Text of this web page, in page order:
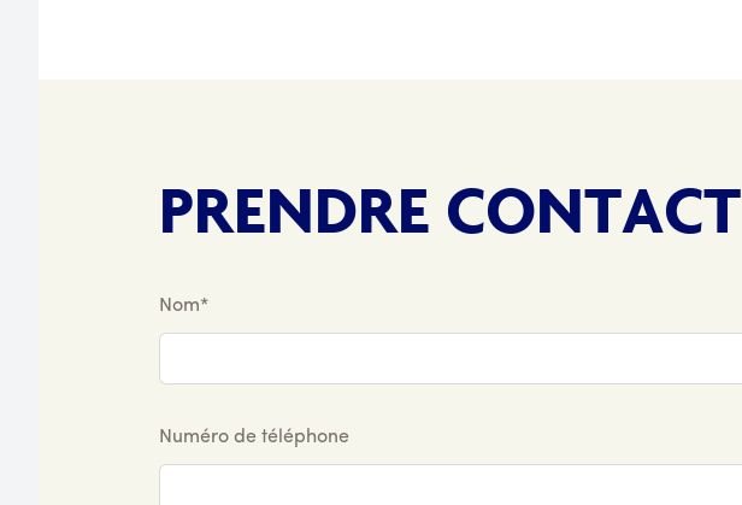
PRENDRE CONTACT
Nom*
Numéro de téléphone